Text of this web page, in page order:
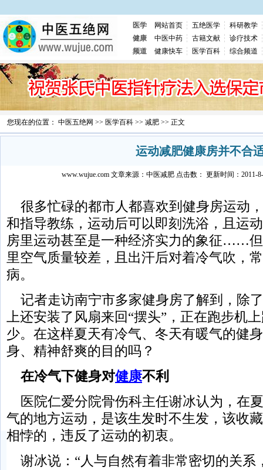
医学 网站首页 五绝医学
科研教学
健康
中医中药 古籍文献
诊疗技术
频道
健康快车 医学百科 综合频道
您现在的位置： 中医五绝网 >> 医学百科 >> 减肥 >> 正文
运动减肥健康房并不合
www.wujue.com 文章来源： 中医减肥 点击数： 更新时间：2011-
很多忙碌的都市人都喜欢到健身房运动
和指导教练，运动后可以即刻洗浴，且运
房里运动甚至是一种经济实力的象征……
里空气质量较差，且出汗后对着冷气吹，
病。
记者走访南宁市多家健身房了解到，除
上还安装了风扇来回“摆头”，正在跑步机
少。在这样夏天有冷气、冬天有暖气的健
身、精神舒爽的目的吗？
在冷气下健身对健康不利
医院仁爱分院骨伤科主任谢冰认为，在
气的地方运动，是该生发时不生发，该收
相悖的，违反了运动的初衷。
谢冰说：“人与自然有着非常密切的关系